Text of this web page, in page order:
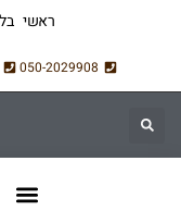
ראשי
050-2029908